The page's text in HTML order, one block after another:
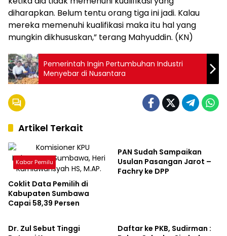
diharapkan. Belum tentu orang tiga ini jadi. Kalau
mereka memenuhi kualifikasi maka itu hal yang
mungkin dikhususkan,” terang Mahyuddin. (KN)
Pemerintah Ingin Pertumbuhan Industri
Menyebar di Nusantara
Artikel Terkait
Kabar Pemilu
Coklit Data Pemilih di
Kabupaten Sumbawa
Capai 58,39 Persen
PAN Sudah Sampaikan
Usulan Pasangan Jarot –
Fachry ke DPP
Kabar Pemilu
Dr. Zul Sebut Tinggi
Daftar ke PKB, Sudirman :